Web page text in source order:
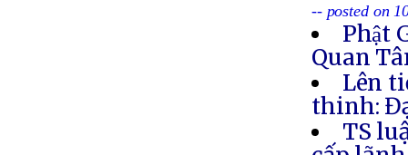
-- posted on
Phật
Quan
Lên
thinh:
TS